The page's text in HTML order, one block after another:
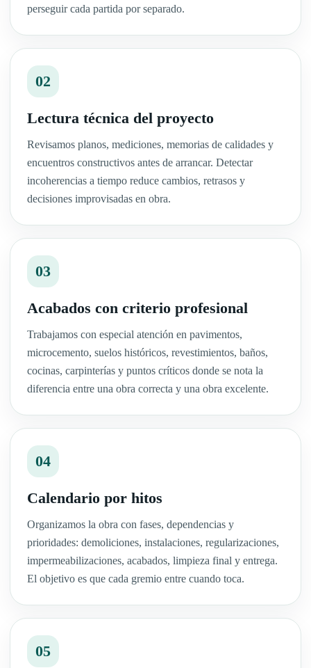
perseguir cada partida por separado.
02
Lectura técnica del proyecto
Revisamos planos, mediciones, memorias de calidades y
encuentros constructivos antes de arrancar. Detectar
incoherencias a tiempo reduce cambios, retrasos y
decisiones improvisadas en obra.
03
Acabados con criterio profesional
Trabajamos con especial atención en pavimentos,
microcemento, suelos históricos, revestimientos, baños,
cocinas, carpinterías y puntos críticos donde se nota la
diferencia entre una obra correcta y una obra excelente.
04
Calendario por hitos
Organizamos la obra con fases, dependencias y
prioridades: demoliciones, instalaciones, regularizaciones,
impermeabilizaciones, acabados, limpieza final y entrega.
El objetivo es que cada gremio entre cuando toca.
05